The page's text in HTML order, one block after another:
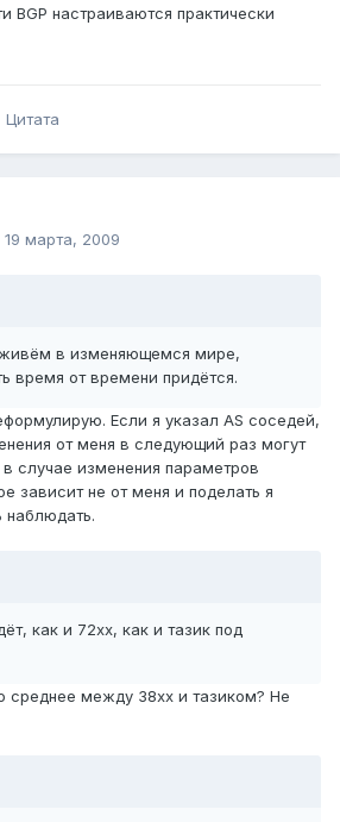
BGP настраиваются практически
Цитата
19 марта, 2009
в изменяющемся мире,
время от времени придётся.
Если я указал AS соседей,
от меня в следующий раз могут
в случае изменения параметров
зависит не от меня и поделать я
наблюдать.
как и 72хх, как и тазик под
среднее между 38xx и тазиком? Не